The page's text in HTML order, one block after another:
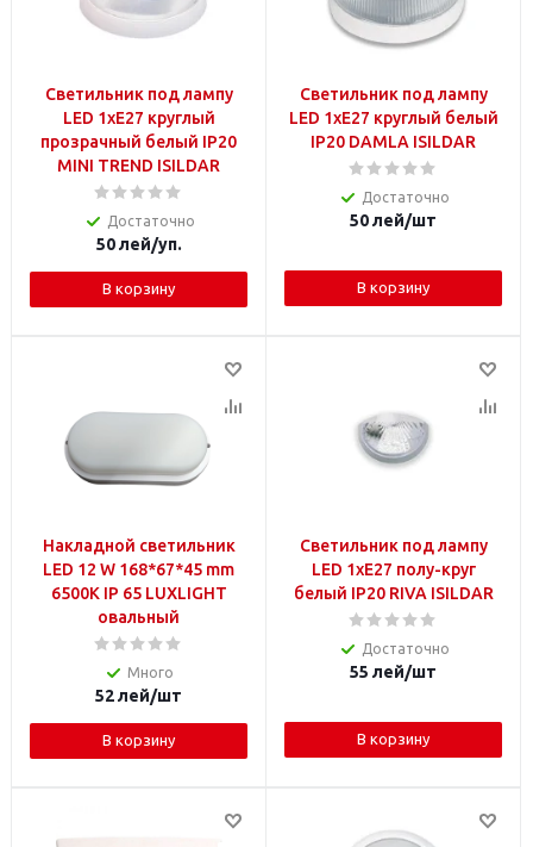
Светильник под лампу
LED 1xE27 круглый
прозрачный белый IP20
MINI TREND ISILDAR
Достаточно
50лей/уп.
В корзину
Светильник под лампу
LED 1xE27 круглый белый
IP20 DAMLA ISILDAR
Достаточно
50лей/шт
В корзину
Накладной светильник
LED 12 W 168*67*45 mm
6500K IP 65 LUXLIGHT
овальный
Много
52лей/шт
В корзину
Светильник под лампу
LED 1xE27 полу-круг
белый IP20 RIVA ISILDAR
Достаточно
55 лей/шт
В корзину